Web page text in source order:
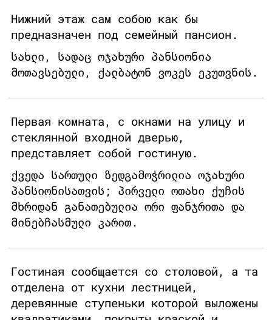
Нижний этаж сам собою как бы
предназначен под семейный пансион.
სახლი, სადაც ოჯახური პანსიონია
მოთავსებული, ქალბატონ ვოკეს ეკუთვნის.
Первая комната, с окнами на улицу и
стеклянной входной дверью,
представляет собой гостиную.
ქვედა სართული ზედგამოჭრილია ოჯახური
პანსიონისათვის; პირველი ოთახი ქუჩის
მხრიდან განათებულია ორი ფანჯრითა და
მინებჩასმული კარით.
Гостиная сообщается со столовой, а та
отделена от кухни лестницей,
деревянные ступеньки которой выложены